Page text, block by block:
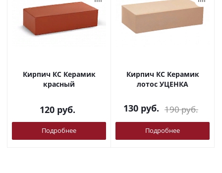
Кирпич КС Керамик
красный
120руб.
Подробнее
Кирпич КС Керамик
лотос УЦЕНКА
130 руб. 190руб.
Подробнее